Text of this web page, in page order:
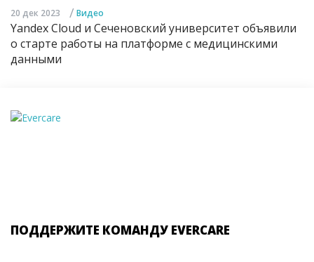
20 дек 2023 / Видео
Yandex Cloud и Сеченовский университет объявили
о старте работы на платформе с медицинскими
данными
ПОДДЕРЖИТЕ КОМАНДУ EVERCARE